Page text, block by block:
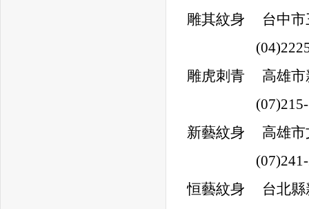
雕其紋身 台中
(04)2225-
雕虎刺青 高雄
(07)215-
新藝紋身 高雄
(07)241-
恒藝紋身 台北縣